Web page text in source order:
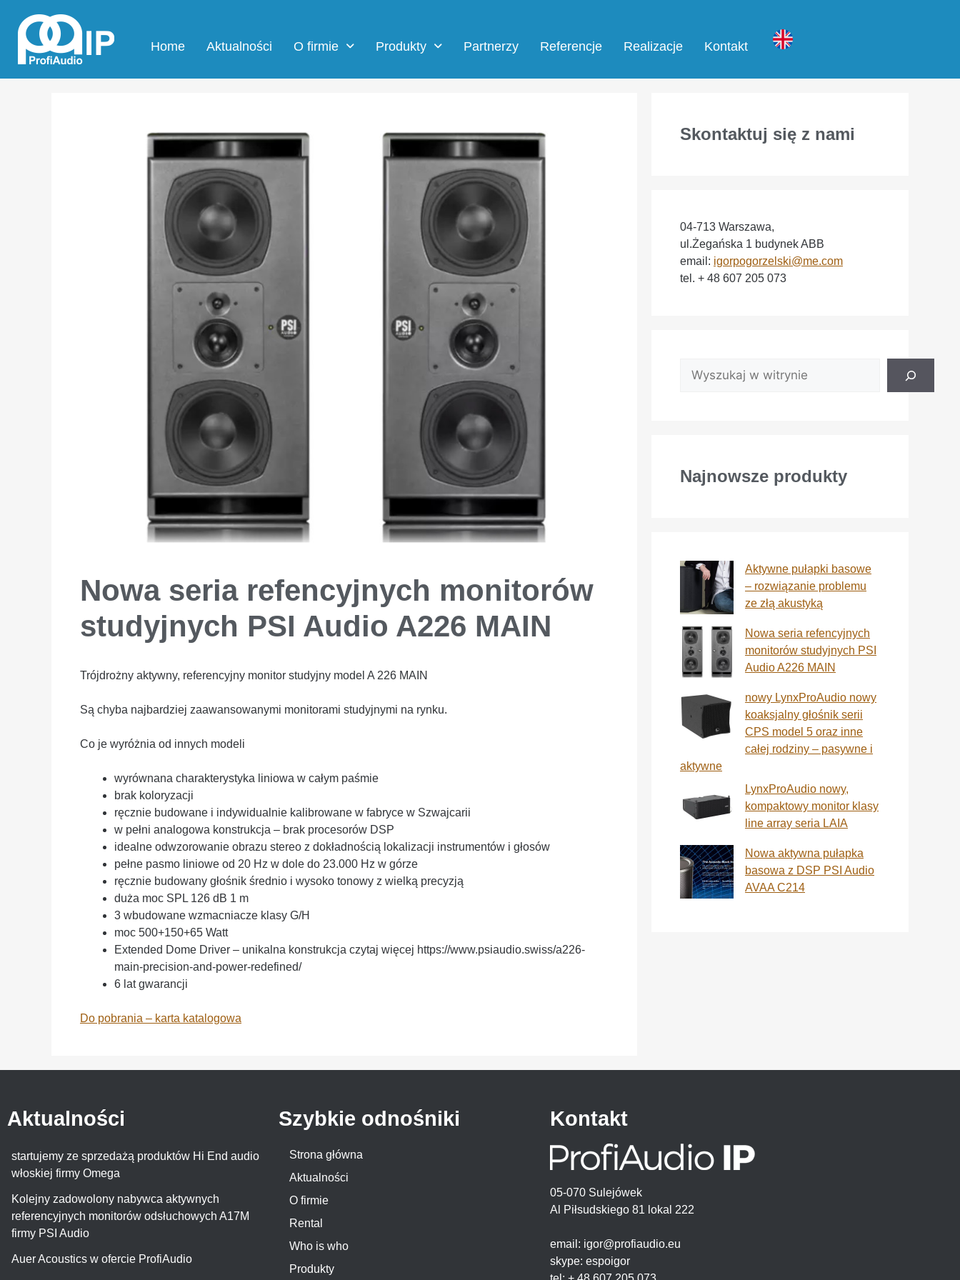
Home Aktualności O firmie Produkty Partnerzy Referencje Realizacje Kontakt
Nowa seria refencyjnych monitorów
studyjnych PSI Audio A226 MAIN
Trójdrożny aktywny, referencyjny monitor studyjny model A 226 MAIN
Są chyba najbardziej zaawansowanymi monitorami studyjnymi na rynku.
Co je wyróżnia od innych modeli
wyrównana charakterystyka liniowa w całym paśmie
brak koloryzacji
ręcznie budowane i indywidualnie kalibrowane w fabryce w Szwajcarii
w pełni analogowa konstrukcja – brak procesorów DSP
idealne odwzorowanie obrazu stereo z dokładnością lokalizacji instrumentów i głosów
pełne pasmo liniowe od 20 Hz w dole do 23.000 Hz w górze
ręcznie budowany głośnik średnio i wysoko tonowy z wielką precyzją
duża moc SPL 126 dB 1 m
3 wbudowane wzmacniacze klasy G/H
moc 500+150+65 Watt
Extended Dome Driver – unikalna konstrukcja czytaj więcej https://www.psiaudio.swiss/a226-
main-precision-and-power-redefined/
6 lat gwarancji
Do pobrania – karta katalogowa
Skontaktuj się z nami
04-713 Warszawa,
ul.Żegańska 1 budynek ABB
email: igorpogorzelski@me.com
tel. + 48 607 205 073
Najnowsze produkty
Aktywne pułapki basowe
– rozwiązanie problemu
ze złą akustyką
Nowa seria refencyjnych
monitorów studyjnych PSI
Audio A226 MAIN
nowy LynxProAudio nowy
koaksjalny głośnik serii
CPS model 5 oraz inne
całej rodziny – pasywne i
aktywne
LynxProAudio nowy,
kompaktowy monitor klasy
line array seria LAIA
Nowa aktywna pułapka
basowa z DSP PSI Audio
AVAA C214
Aktualności
startujemy ze sprzedażą produktów Hi End audio
włoskiej firmy Omega
Kolejny zadowolony nabywca aktywnych
referencyjnych monitorów odsłuchowych A17M
firmy PSI Audio
Auer Acoustics w ofercie ProfiAudio
Szybkie odnośniki
Strona główna
Aktualności
O firmie
Rental
Who is who
Produkty
Kontakt
05-070 Sulejówek
Al Piłsudskiego 81 lokal 222
email: igor@profiaudio.eu
skype: espoigor